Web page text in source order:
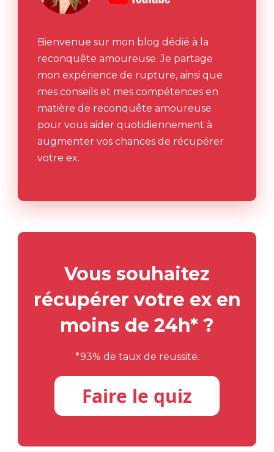
Bienvenue sur mon blog dédié à la
reconquête amoureuse. Je partage
mon expérience de rupture, ainsi que
mes conseils et mes compétences en
matière de reconquête amoureuse
pour vous aider quotidiennement à
augmenter vos chances de récupérer
votre ex.
Vous souhaitez
récupérer votre ex en
moins de 24h* ?
*93% de taux de reussite.
Faire le quiz